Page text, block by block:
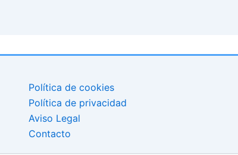
Política de cookies
Política de privacidad
Aviso Legal
Contacto